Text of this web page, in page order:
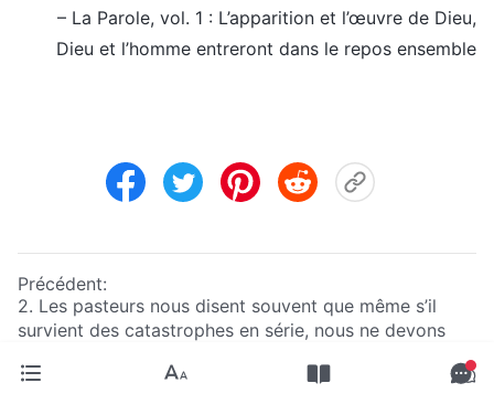
– La Parole, vol. 1 : L’apparition et l’œuvre de Dieu,
Dieu et l’homme entreront dans le repos ensemble
Précédent:
2. Les pasteurs nous disent souvent que même s’il
survient des catastrophes en série, nous ne devons
tombent à ton côté, Et dix mille à ta droite, Tu ne
Suivant: